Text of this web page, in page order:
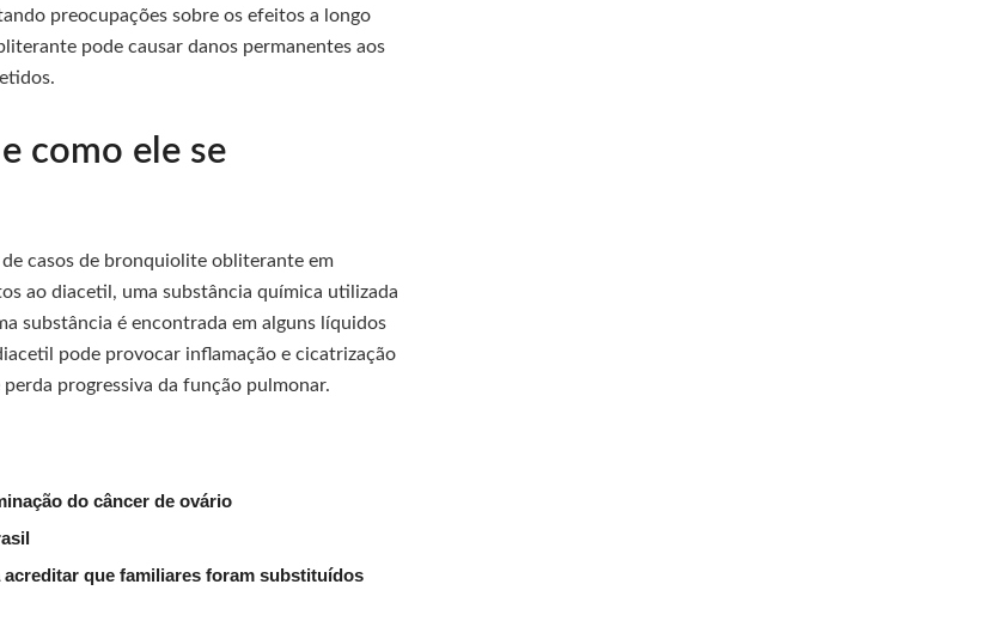
preocupações sobre os efeitos a longo
pode causar danos permanentes aos
como ele se
casos de bronquiolite obliterante em
ao diacetil, uma substância química utilizada
substância é encontrada em alguns líquidos
pode provocar inflamação e cicatrização
progressiva da função pulmonar.
do câncer de ovário
que familiares foram substituídos